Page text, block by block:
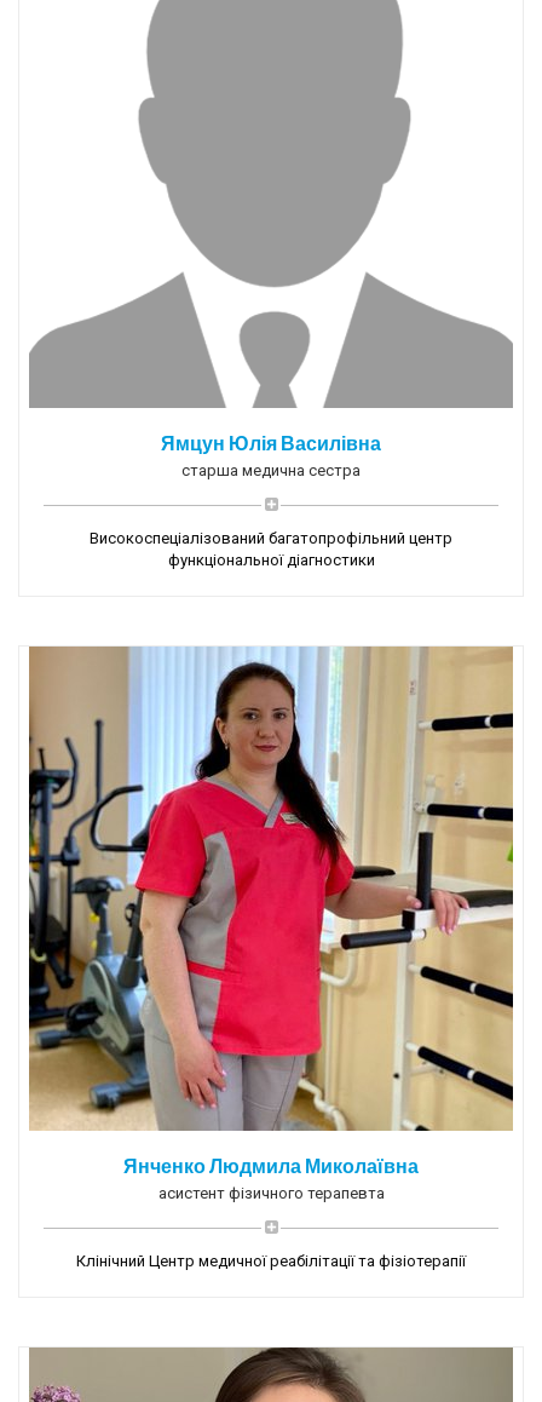
Ямцун Юлія Василівна
старша медична сестра
Високоспеціалізований багатопрофільний центр
функціональної діагностики
Янченко Людмила Миколаївна
асистент фізичного терапевта
Клінічний Центр медичної реабілітації та фізіотерапії